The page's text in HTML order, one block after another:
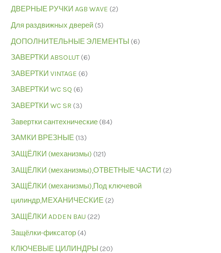
ДВЕРНЫЕ РУЧКИ AGB WAVE (2)
Для раздвижных дверей (5)
ДОПОЛНИТЕЛЬНЫЕ ЭЛЕМЕНТЫ (6)
ЗАВЕРТКИ ABSOLUT (6)
ЗАВЕРТКИ VINTAGE (6)
ЗАВЕРТКИ WC SQ (6)
ЗАВЕРТКИ WC SR (3)
Завертки сантехнические (84)
ЗАМКИ ВРЕЗНЫЕ (13)
ЗАЩЁЛКИ (механизмы) (121)
ЗАЩЁЛКИ (механизмы),ОТВЕТНЫЕ ЧАСТИ (2)
ЗАЩЁЛКИ (механизмы),Под ключевой
цилиндр,МЕХАНИЧЕСКИЕ (2)
ЗАЩЁЛКИ ADDEN BAU (22)
Защёлки-фиксатор (4)
КЛЮЧЕВЫЕ ЦИЛИНДРЫ (20)